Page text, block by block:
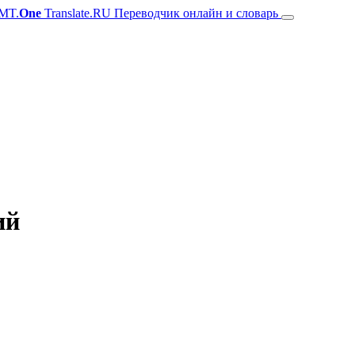
One Translate.RU Переводчик онлайн и словарь